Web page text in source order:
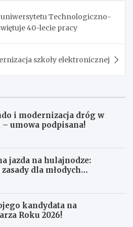
Technologiczno-
40-lecie pracy
szkoły elektronicznej
i modernizacja dróg w
– umowa podpisana!
jazda na hulajnodze:
dla młodych
kandydata na
Roku 2026!